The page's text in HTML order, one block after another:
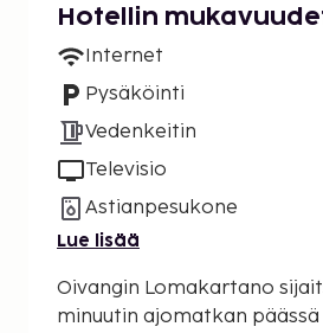
Hotellin
Internet
Pysäköinti
Vedenkeitin
Televisio
Astianpesukone
Lue lisää
Oivangin Lomakartano
minuutin ajomatkan